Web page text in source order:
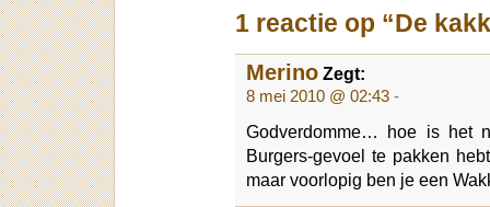
1 reactie op “De
Merino Zegt:
8 mei 2010 @ 02:43 -
Godverdomme… hoe is het
Burgers-gevoel te pakken
maar voorlopig ben je een